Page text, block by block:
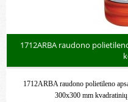
1712ARBA raudono
1712ARBA raudono polietileno
300x300 mm